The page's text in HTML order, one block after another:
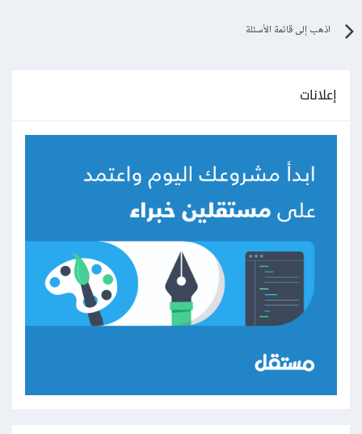
اذهب إلى قائمة الأسئلة
إعلانات